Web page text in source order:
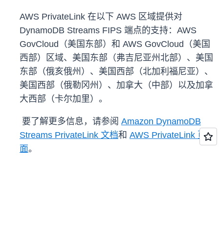
AWS PrivateLink 在以下 AWS 区域提供对
DynamoDB Streams FIPS 端点的支持：AWS
GovCloud（美国东部）和 AWS GovCloud（美国
西部）区域、美国东部（弗吉尼亚州北部）、美国
东部（俄亥俄州）、美国西部（北加利福尼亚）、
美国西部（俄勒冈州）、加拿大（中部）以及加拿
大西部（卡尔加里）。
要了解更多信息，请参阅 Amazon DynamoDB
Streams PrivateLink 文档和 AWS PrivateLink 页
面。